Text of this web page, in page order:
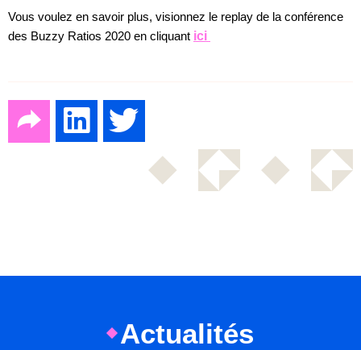
Vous voulez en savoir plus, visionnez le replay de la conférence
des Buzzy Ratios 2020 en cliquant ici
Actualités